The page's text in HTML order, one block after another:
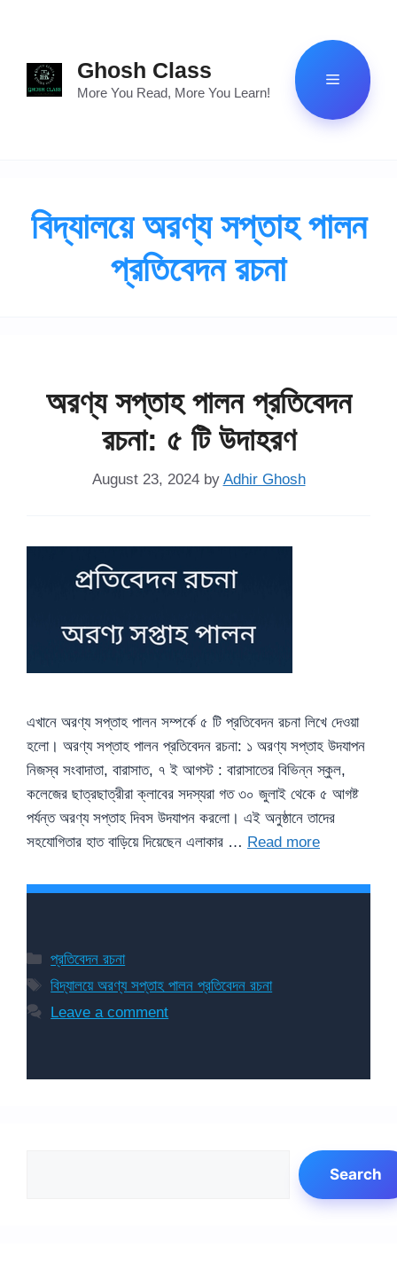
content
Ghosh Class
More You Read, More You Learn!
Menu
বিদ্যালয়ে অরণ্য সপ্তাহ পালন
প্রতিবেদন রচনা
অরণ্য সপ্তাহ পালন প্রতিবেদন
রচনা: ৫ টি উদাহরণ
August 23, 2024 by Adhir Ghosh
এখানে অরণ্য সপ্তাহ পালন সম্পর্কে ৫ টি প্রতিবেদন রচনা লিখে দেওয়া
হলো। অরণ্য সপ্তাহ পালন প্রতিবেদন রচনা: ১ অরণ্য সপ্তাহ উদযাপন
নিজস্ব সংবাদাতা, বারাসাত, ৭ ই আগস্ট : বারাসাতের বিভিন্ন স্কুল,
কলেজের ছাত্রছাত্রীরা ক্লাবের সদস্যরা গত ৩০ জুলাই থেকে ৫ আগষ্ট
পর্যন্ত অরণ্য সপ্তাহ দিবস উদযাপন করলো। এই অনুষ্ঠানে তাদের
সহযোগিতার হাত বাড়িয়ে দিয়েছেন এলাকার … Read more
Categories
প্রতিবেদন রচনা
Tags
বিদ্যালয়ে অরণ্য সপ্তাহ পালন প্রতিবেদন রচনা
Leave a comment
Search